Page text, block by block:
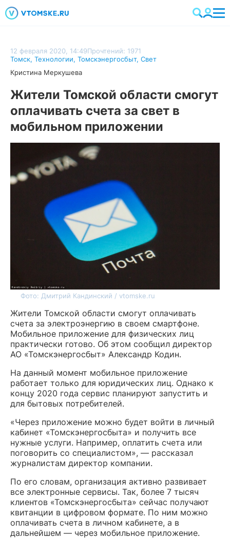
12 февраля 2020, 14:49Прочтений: 1971
Томск, Технологии, Томскэнергосбыт, Свет
Кристина Меркушева
Жители Томской области смогут
оплачивать счета за свет в
мобильном приложении
Фото: Дмитрий Кандинский / vtomske.ru
Жители Томской области смогут оплачивать
счета за электроэнергию в своем смартфоне.
Мобильное приложение для физических лиц
практически готово. Об этом сообщил директор
АО «Томскэнергосбыт» Александр Кодин.
На данный момент мобильное приложение
работает только для юридических лиц. Однако к
концу 2020 года сервис планируют запустить и
для бытовых потребителей.
«Через приложение можно будет войти в личный
кабинет «Томскэнергосбыта» и получить все
нужные услуги. Например, оплатить счета или
поговорить со специалистом», — рассказал
журналистам директор компании.
По его словам, организация активно развивает
все электронные сервисы. Так, более 7 тысяч
клиентов «Томскэнергосбыта» сейчас получают
квитанции в цифровом формате. По ним можно
оплачивать счета в личном кабинете, а в
дальнейшем — через мобильное приложение.